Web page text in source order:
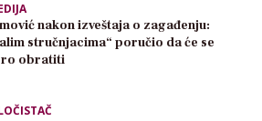
nakon izveštaja o zagađenju:
stručnjacima“ poručio da će se
obratiti